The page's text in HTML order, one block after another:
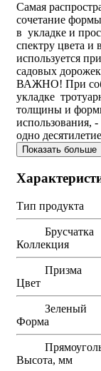
Самая
сочетание
в укладке и
спектру цвета
используется
садовых
ВАЖНО! При
укладке
толщины и
использования,
одно
Показать больше
Тип продукта
Брусчатка
Коллекция
Призма
Цвет
Зеленый
Форма
Высота, мм